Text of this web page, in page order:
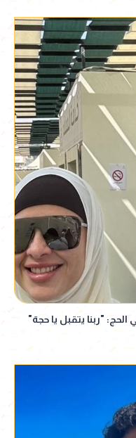
"ربنا يتقبل يا حجة"